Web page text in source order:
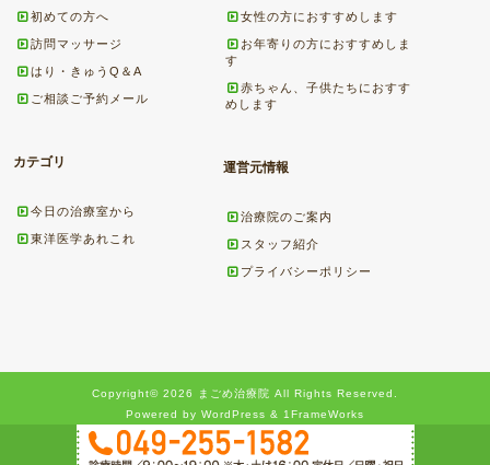
初めての方へ
訪問マッサージ
はり・きゅうQ＆A
ご相談ご予約メール
女性の方におすすめします
お年寄りの方におすすめしま
す
赤ちゃん、子供たちにおすす
めします
カテゴリ
今日の治療室から
東洋医学あれこれ
運営元情報
治療院のご案内
スタッフ紹介
プライバシーポリシー
Copyright© 2026 まごめ治療院 All Rights Reserved.
Powered by WordPress & 1FrameWorks